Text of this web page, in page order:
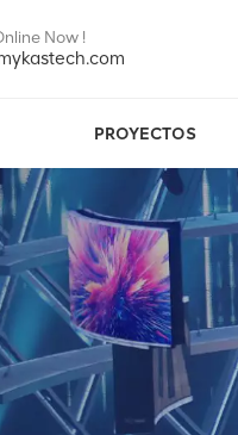
Now !
PROYECTOS